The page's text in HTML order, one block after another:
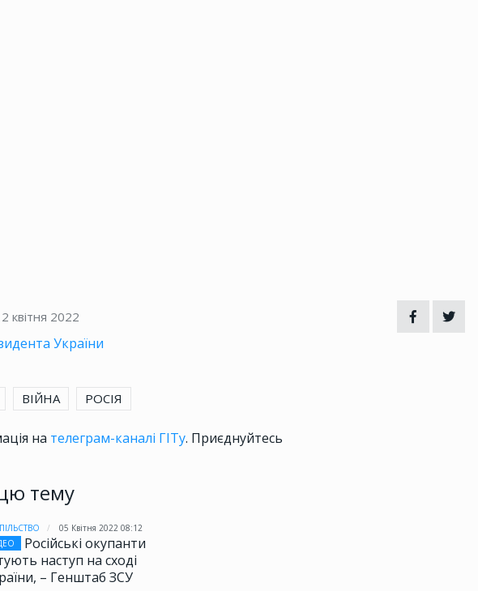
2 квітня 2022
України
ВІЙНА РОСІЯ
на телеграм-каналі ГІТу. Приєднуйтесь
тему
05 Квітня 2022 08:12
Російські окупанти
наступ на сході
– Генштаб ЗСУ